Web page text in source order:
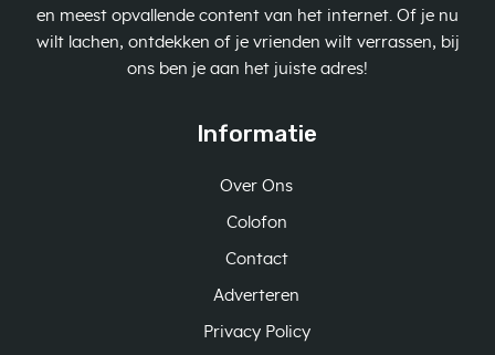
en meest opvallende content van het internet. Of je nu
wilt lachen, ontdekken of je vrienden wilt verrassen, bij
ons ben je aan het juiste adres!
Informatie
Over Ons
Colofon
Contact
Adverteren
Privacy Policy